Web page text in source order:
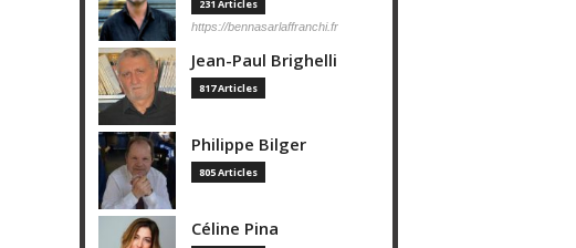
231 Articles
https://bennasarlaffranchi.fr
Jean-Paul Brighelli
817 Articles
Philippe Bilger
805 Articles
Céline Pina